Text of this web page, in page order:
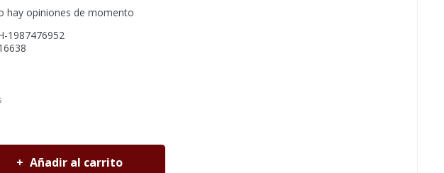
hay opiniones de momento
1987476952
Añadir al carrito